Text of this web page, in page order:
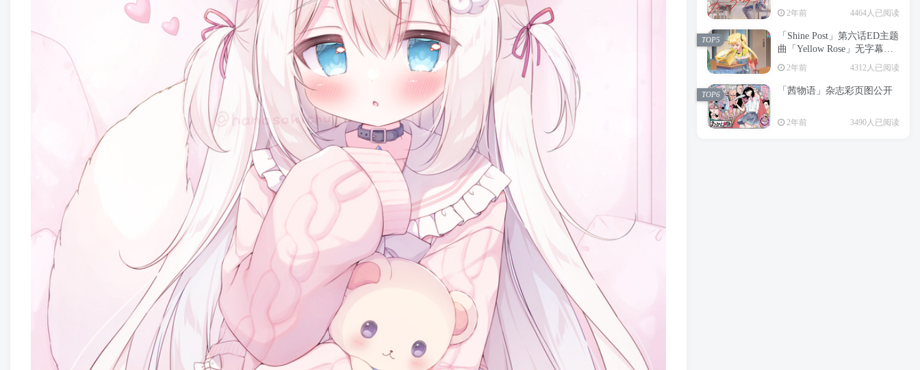
化
2年前 4464人已阅读
「Shine Post」第六话ED主题
曲「Yellow Rose」无字幕MV
公开
2年前 4312人已阅读
TOP5
「茜物语」杂志彩页图公开
2年前 3490人已阅读
TOP6
申鹤原神wiki 申鹤诞辰祭
2年前 6199人已阅读
TOP2
APP下载
2年前 5055人已阅读
TOP3
经典杯子蛋糕 佐岸 漫画「经
典杯子蛋糕」宣布真人日剧
TOP4